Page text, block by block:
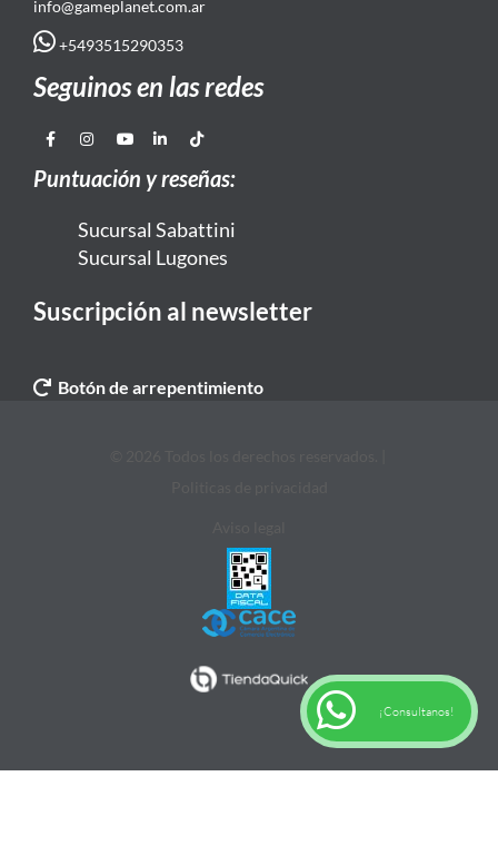
info@gameplanet.com.ar
+5493515290353
Seguinos en las redes
Puntuación y reseñas:
Sucursal Sabattini
Sucursal Lugones
Suscripción al newsletter
Botón de arrepentimiento
¡Consultanos!